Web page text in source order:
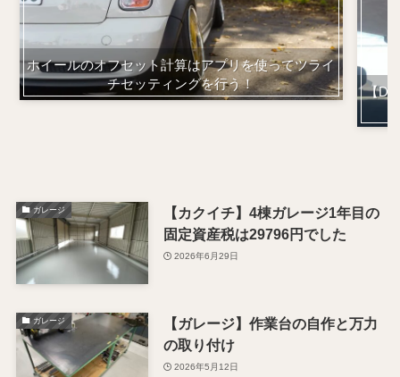
ホイールのオフセット計算はアプリを使ってツライ
チセッティングを行う！
【
ガレージ
【カクイチ】4棟ガレージ1年目の
固定資産税は29796円でした
2026年6月29日
ガレージ
【ガレージ】作業台の自作と万力
の取り付け
2026年5月12日